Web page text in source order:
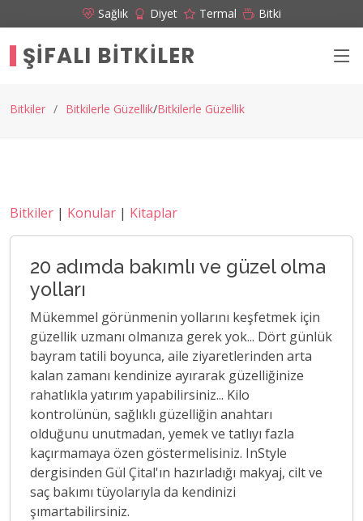
Sağlık Diyet Termal Bitki
ŞIFALI BITKILER
Bitkiler Bitkilerle Güzellik Bitkilerle Güzellik
Bitkiler | Konular | Kitaplar
20 adımda bakımlı ve güzel olma
yolları
Mükemmel görünmenin yollarını keşfetmek için
güzellik uzmanı olmanıza gerek yok... Dört günlük
bayram tatili boyunca, aile ziyaretlerinden arta
kalan zamanı kendinize ayırarak güzelliğinize
rahatlıkla yatırım yapabilirsiniz... Kilo
kontrolünün, sağlıklı güzelliğin anahtarı
olduğunu unutmadan, yemek ve tatlıyı fazla
kaçırmamaya özen göstermelisiniz. InStyle
dergisinden Gül Çital'ın hazırladığı makyaj, cilt ve
saç bakımı tüyolarıyla da kendinizi
şımartabilirsiniz.